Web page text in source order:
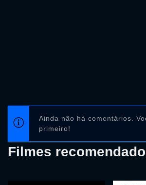
Ainda não há comentários.
primeiro!
Filmes